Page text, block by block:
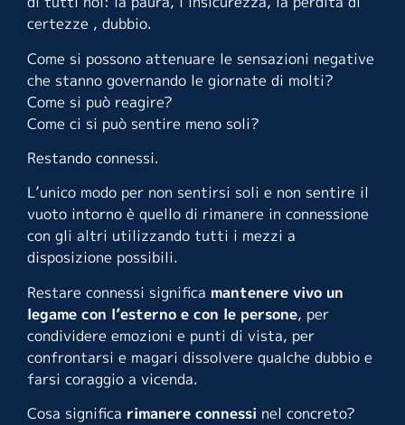
certezze , dubbio.
Come si possono attenuare le sensazioni negative
che stanno governando le giornate di molti?
Come si può reagire?
Come ci si può sentire meno soli?
Restando connessi.
L’unico modo per non sentirsi soli e non sentire il
vuoto intorno è quello di rimanere in connessione
con gli altri utilizzando tutti i mezzi a
disposizione possibili.
Restare connessi significa mantenere vivo un
legame con l’esterno e con le persone, per
condividere emozioni e punti di vista, per
confrontarsi e magari dissolvere qualche dubbio e
farsi coraggio a vicenda.
Cosa significa rimanere connessi nel concreto?